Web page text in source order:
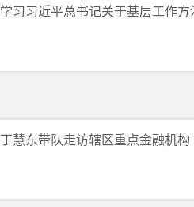
丁慧东带队走访辖区重点金融机构